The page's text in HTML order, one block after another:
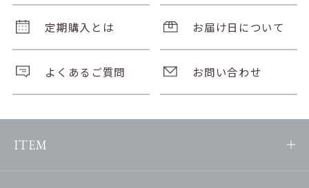
定期購入とは お届け日について
よくあるご質問 お問い合わせ
ITEM